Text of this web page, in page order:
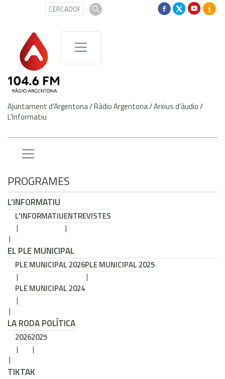
Ajuntament d'Argentona/Ràdio Argentona/Arxius d'àudio/
L'Informatiu
PROGRAMES
L'INFORMATIU
L'INFORMATIUENTREVISTES
EL PLE MUNICIPAL
PLE MUNICIPAL 2026PLE MUNICIPAL 2025
PLE MUNICIPAL 2024
LA RODA POLÍTICA
20262025
TIKTAK